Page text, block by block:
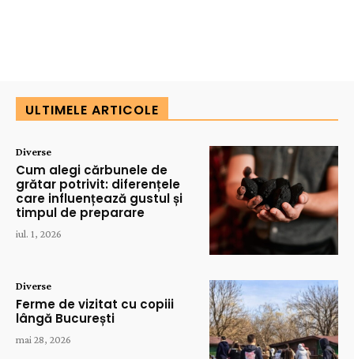
ULTIMELE ARTICOLE
Diverse
Cum alegi cărbunele de
grătar potrivit: diferențele
care influențează gustul și
timpul de preparare
iul. 1, 2026
Diverse
Ferme de vizitat cu copiii
lângă București
mai 28, 2026